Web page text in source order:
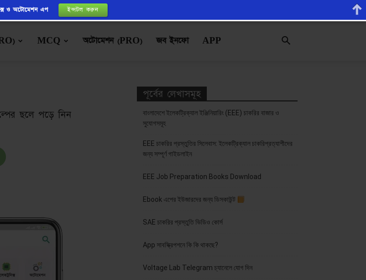
MCQ অটোমেশন (PRO) জব ইনফো APP
ছলে পড়ে নিন
পূর্বের লেখাসমূহ
বাংলাদেশে ইলেকট্রিক্যাল ইঞ্জিনিয়ারিং (EEE) চাকরির বাজার ও
সুযোগসমূহ
EEE চাকরির প্রস্তুতির সিলেবাস: ইলেকট্রিক্যাল চাকরিপ্রত্যাশীদের
জন্য সম্পূর্ণ গাইডলাইন
EEE Job Preparation Books Download
Ebook এপের ইউজারদের জন্য ডিসকাউন্ট
SAE চাকরির প্রস্তুতি ভিডিও কোর্স
App সাবস্ক্রিপশনে কি কি থাকছে?
Voltage Lab Telegram চ্যানেলে যোগ দিন
ও অটোমেশন এপ ইন্সটল করুন